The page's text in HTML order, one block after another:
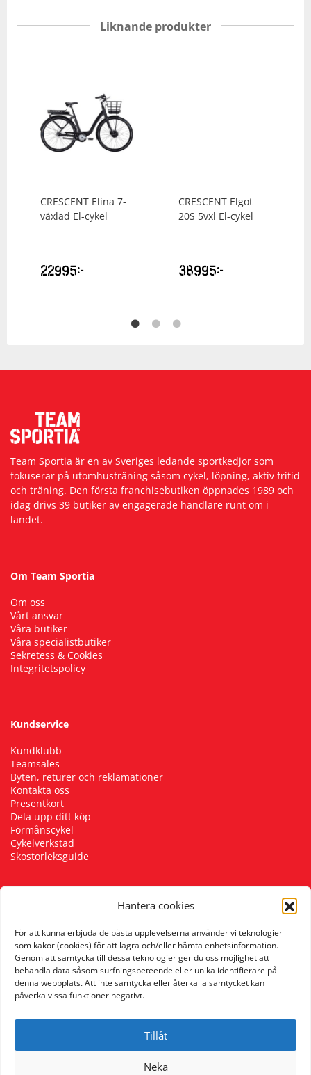
Hantera cookies
För att kunna erbjuda de bästa upplevelserna använder vi teknologier
som kakor (cookies) för att lagra och/eller hämta enhetsinformation.
Genom att samtycka till dessa teknologier ger du oss möjlighet att
behandla data såsom surfningsbeteende eller unika identifierare på
denna webbplats. Att inte samtycka eller återkalla samtycket kan
påverka vissa funktioner negativt.
Tillåt
Neka
Liknande produkter
CRESCENT Elina 7-
växlad El-cykel
22995kr
CRESCENT Elgot
20S 5vxl El-cykel
38995kr
Team Sportia är en av Sveriges ledande sportkedjor som
fokuserar på utomhusträning såsom cykel, löpning, aktiv fritid
och träning. Den första franchisebutiken öppnades 1989 och
idag drivs 39 butiker av engagerade handlare runt om i
landet.
Om Team Sportia
Om oss
Vårt ansvar
Våra butiker
Våra specialistbutiker
Sekretess & Cookies
Integritetspolicy
Kundservice
Kundklubb
Teamsales
Byten, returer och reklamationer
Kontakta oss
Presentkort
Dela upp ditt köp
Förmånscykel
Cykelverkstad
Skostorleksguide